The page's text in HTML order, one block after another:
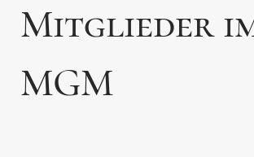
Mitglieder
MGM